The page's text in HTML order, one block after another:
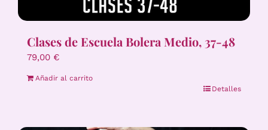
Clases de Escuela Bolera Medio, 37-48
79,00 €
Añadir al carrito
Detalles